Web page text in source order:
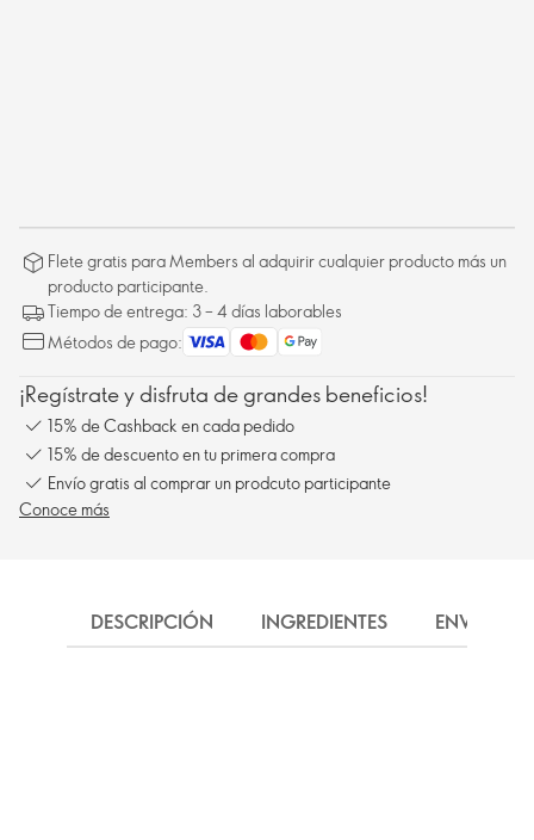
Flete gratis para Members al adquirir cualquier producto más un
producto participante.
Tiempo de entrega: 3 – 4 días laborables
Métodos de pago:
¡Regístrate y disfruta de grandes beneficios!
15% de Cashback en cada pedido
15% de descuento en tu primera compra
Envío gratis al comprar un prodcuto participante
Conoce más
DESCRIPCIÓN INGREDIENTES ENVÍO